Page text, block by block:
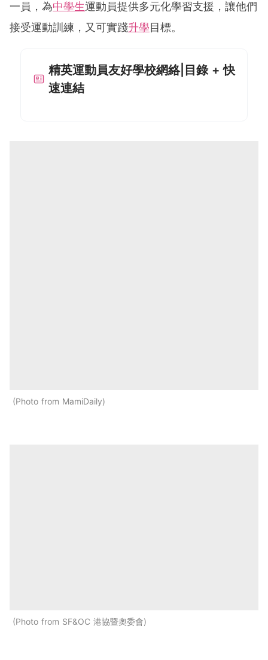
一員，為中學生運動員提供多元化學習支援，讓他們
接受運動訓練，又可實踐升學目標。
精英運動員友好學校網絡|目錄 + 快
速連結
Photo from MamiDaily
Photo from SF&OC 港協暨奧委會